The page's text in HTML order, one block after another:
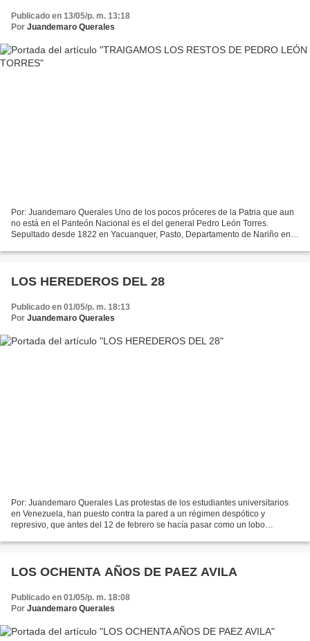
Publicado en 13/05/p. m. 13:18
Por Juandemaro Querales
Por: Juandemaro Querales Uno de los pocos próceres de la Patria que aun
no está en el Panteón Nacional es el del general Pedro León Torres.
Sepultado desde 1822 en Yacuanquer, Pasto, Departamento de Nariño en
LOS HEREDEROS DEL 28
Publicado en 01/05/p. m. 18:13
Por Juandemaro Querales
Por: Juandemaro Querales Las protestas de los estudiantes universitarios
en Venezuela, han puesto contra la pared a un régimen despótico y
represivo, que antes del 12 de febrero se hacía pasar como un lobo
LOS OCHENTA AÑOS DE PAEZ AVILA
Publicado en 01/05/p. m. 18:08
Por Juandemaro Querales